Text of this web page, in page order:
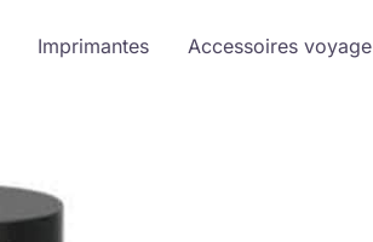
Imprimantes
Accessoires voyage